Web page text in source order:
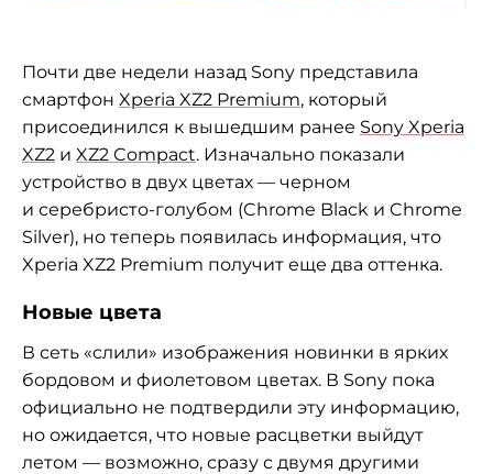
Почти две недели назад Sony представила
смартфон Xperia XZ2 Premium, который
присоединился к вышедшим ранее Sony Xperia
XZ2 и XZ2 Compact. Изначально показали
устройство в двух цветах — черном
и серебристо-голубом (Chrome Black и Chrome
Silver), но теперь появилась информация, что
Xperia XZ2 Premium получит еще два оттенка.
Новые цвета
В сеть «слили» изображения новинки в ярких
бордовом и фиолетовом цветах. В Sony пока
официально не подтвердили эту информацию,
но ожидается, что новые расцветки выйдут
летом — возможно, сразу с двумя другими